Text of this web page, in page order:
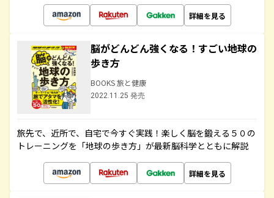
詳細を見る
脳がどんどん強くなる！すごい地球の
歩き方
BOOKS 旅と健康
2022.11.25 発売
旅先で、近所で、自宅で今すぐ実践！楽しく脳を鍛える５０の
トレーニングを「地球の歩き方」が最新脳科学とともに解説
詳細を見る